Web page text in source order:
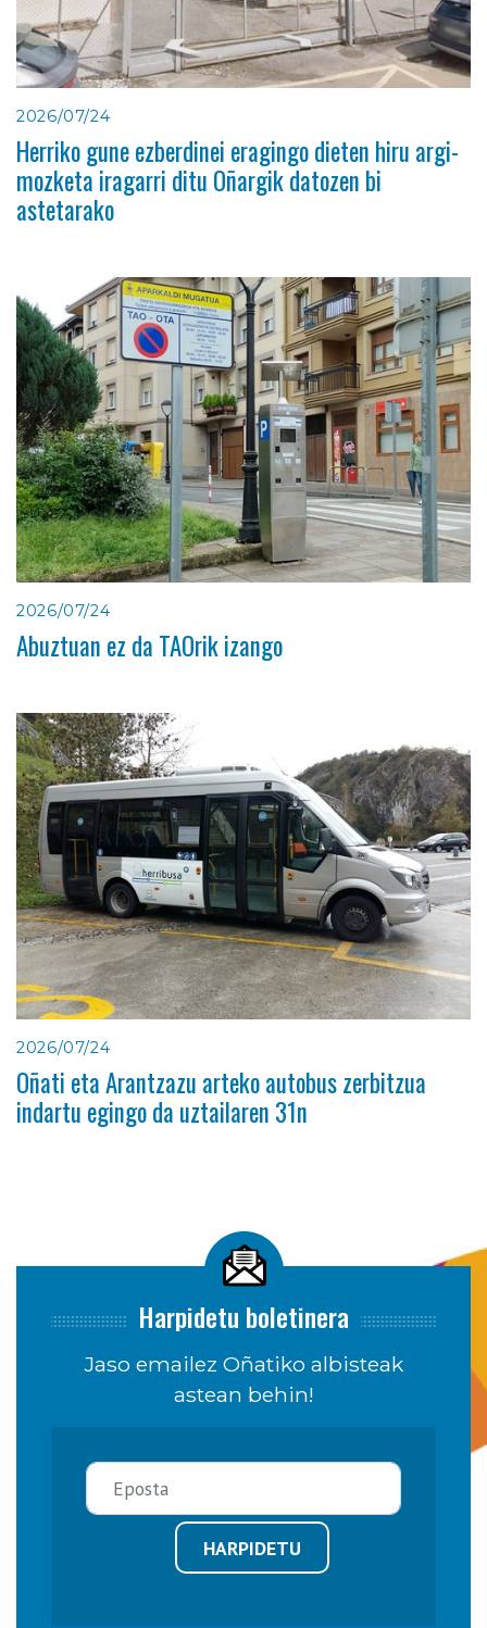
2026/07/24
Herriko gune ezberdinei eragingo dieten hiru argi-
mozketa iragarri ditu Oñargik datozen bi
astetarako
2026/07/24
Abuztuan ez da TAOrik izango
2026/07/24
Oñati eta Arantzazu arteko autobus zerbitzua
indartu egingo da uztailaren 31n
Harpidetu boletinera
Jaso emailez Oñatiko albisteak
astean behin!
HARPIDETU